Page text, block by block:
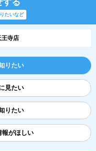
する
たいなど
王寺店
りたい
見たい
りたい
報がほしい